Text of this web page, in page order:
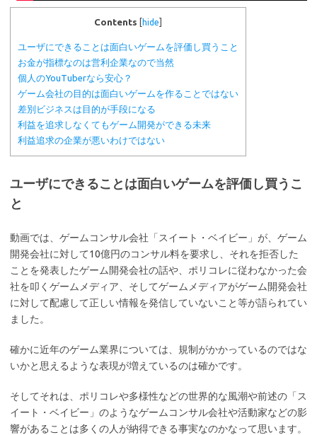
Contents [ hide
ユーザにできることは面白いゲームを評価し買うこと
お金が指標なのは営利企業なので当然
個人のYouTuberなら安心？
ゲーム会社の目的は面白いゲームを作ることではない
差別ビジネスは目的が手段になる
利益を追求しなくてもゲーム開発ができる未来
利益追求の企業が悪いわけではない
ユーザにできることは面白いゲームを評価し買うこ
と
動画では、ゲームコンサル会社「スイート・ベイビー」が、ゲーム
開発会社に対して10億円のコンサル料を要求し、それを拒否した
ことを発表したゲーム開発会社の話や、ポリコレに従わなかった会
社を叩くゲームメディア、そしてゲームメディアがゲーム開発会社
に対して配慮して正しい情報を発信していないこと等が語られてい
ました。
確かに近年のゲーム業界については、規制がかかっているのではな
いかと思えるような表現が増えているのは確かです。
そしてそれは、ポリコレや多様性などの世界的な風潮や前述の「ス
イート・ベイビー」のようなゲームコンサル会社や活動家などの影
響があることは多くの人が納得できる事実なのかなって思います。